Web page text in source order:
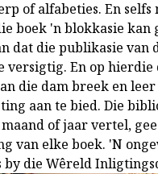
of alfabeties. En selfs
boek 'n blokkasie kan
dat die publikasie van
versigtig. En op hierdie
die dam breek en
aan te bied. Die
of jaar vertel,
van elke boek. 'N
by die Wêreld